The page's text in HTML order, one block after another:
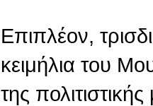
Επιπλέον,
κειμήλια του
της